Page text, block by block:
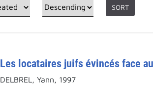
SORT
Les locataires juifs évincés face
DELBREL, Yann, 1997